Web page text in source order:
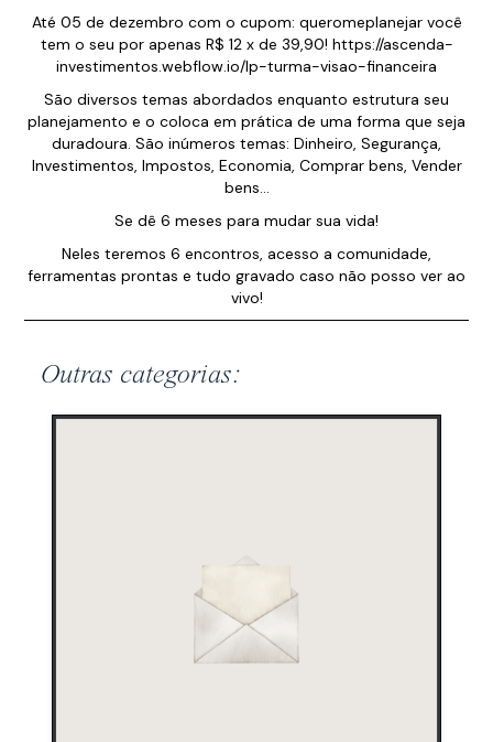
Até 05 de dezembro com o cupom: queromeplanejar você
tem o seu por apenas R$ 12 x de 39,90! https://ascenda-
investimentos.webflow.io/lp-turma-visao-financeira
São diversos temas abordados enquanto estrutura seu
planejamento e o coloca em prática de uma forma que seja
duradoura. São inúmeros temas: Dinheiro, Segurança,
Investimentos, Impostos, Economia, Comprar bens, Vender
bens...
Se dê 6 meses para mudar sua vida!
Neles teremos 6 encontros, acesso a comunidade,
ferramentas prontas e tudo gravado caso não posso ver ao
vivo!
Outras categorias: